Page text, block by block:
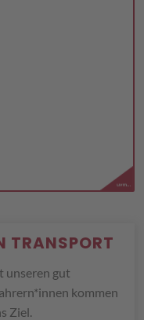
TRANSPORT
unseren gut
kommen
Ziel.